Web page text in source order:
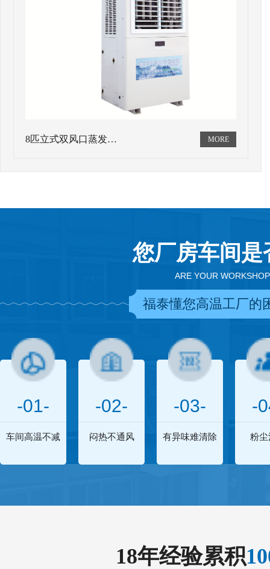
8匹立式双风口蒸发…
您厂房车间
ARE YOUR
福泰懂您高温工厂的
-01-
车间高温不减
-02-
闷热不通风
-03-
有异味难清除
-
粉尘
18年经验累积